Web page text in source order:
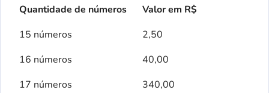
Quantidade de números
Valor em R$
15 números
2,50
16 números
40,00
17 números
340,00